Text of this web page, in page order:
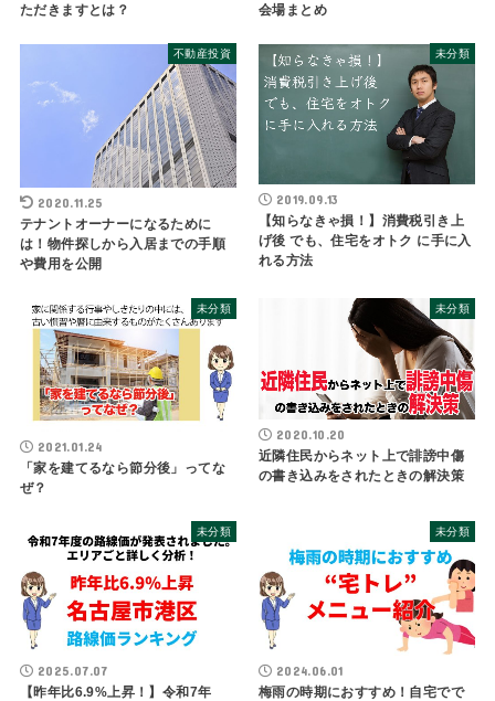
ただきますとは？
会場まとめ
不動産投資
2020.11.25
テナントオーナーになるために
は！物件探しから入居までの手順
や費用を公開
未分類
2019.09.13
【知らなきゃ損！】消費税引き上
げ後 でも、住宅をオトク に手に入
れる方法
未分類
2021.01.24
「家を建てるなら節分後」ってな
ぜ？
未分類
2020.10.20
近隣住民からネット上で誹謗中傷
の書き込みをされたときの解決策
未分類
2025.07.07
【昨年比6.9%上昇！】令和7年
未分類
2024.06.01
梅雨の時期におすすめ！自宅でで